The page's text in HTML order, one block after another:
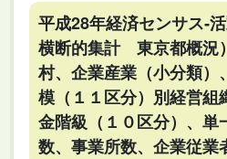
平成28年経済センサス‐
横断的集計 東京都概
村、企業産業（小分類）
模（１１区分）別経営組
金階級（１０区分）、単
数、事業所数、企業従業